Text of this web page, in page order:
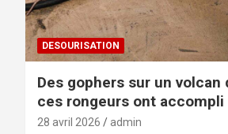
DESOURISATION
Des gophers sur un volcan
ces rongeurs ont accompli
28 avril 2026 admin